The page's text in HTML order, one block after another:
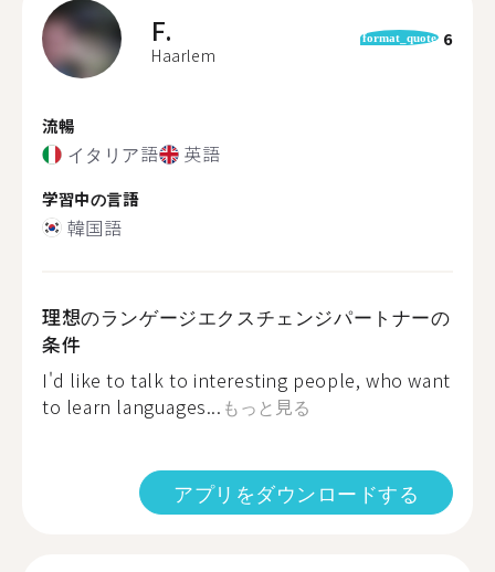
F.
Haarlem
format_quote 6
流暢
イタリア語 英語
学習中の言語
韓国語
理想のランゲージエクスチェンジパートナーの
条件
I'd like to talk to interesting people, who want
to learn languages... もっと見る
アプリをダウンロードする